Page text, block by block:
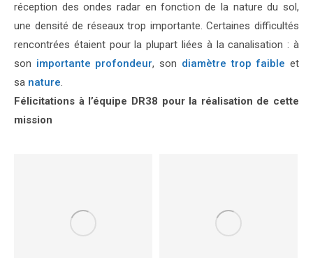
réception des ondes radar en fonction de la nature du sol,
une densité de réseaux trop importante. Certaines difficultés
rencontrées étaient pour la plupart liées à la canalisation : à
son importante profondeur, son diamètre trop faible et
sa nature.
Félicitations à l’équipe DR38 pour la réalisation de cette
mission